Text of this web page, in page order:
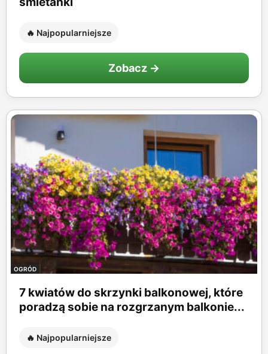
🔥 Najpopularniejsze
Zobacz →
OGRÓD
7 kwiatów do skrzynki balkonowej, które
poradzą sobie na rozgrzanym balkonie...
🔥 Najpopularniejsze